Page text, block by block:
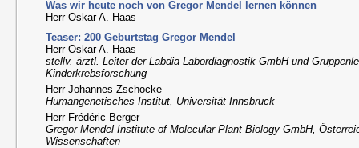
Was wir heute noch von Gregor Mendel lernen können
Herr Oskar A. Haas
Teaser: 200 Geburtstag Gregor Mendel
Herr Oskar A. Haas
stellv. ärztl. Leiter der Labdia Labordiagnostik GmbH und
Kinderkrebsforschung
Herr Johannes Zschocke
Humangenetisches Institut, Universität Innsbruck
Herr Frédéric Berger
Gregor Mendel Institute of Molecular Plant Biology GmbH,
Wissenschaften